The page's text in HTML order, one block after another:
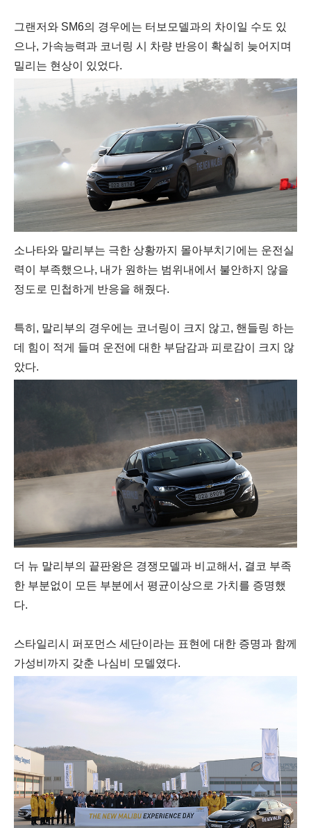
그랜저와 SM6의 경우에는 터보모델과의 차이일 수도 있
으나, 가속능력과 코너링 시 차량 반응이 확실히 늦어지며
밀리는 현상이 있었다.
소나타와 말리부는 극한 상황까지 몰아부치기에는 운전실
력이 부족했으나, 내가 원하는 범위내에서 불안하지 않을
정도로 민첩하게 반응을 해줬다.
특히, 말리부의 경우에는 코너링이 크지 않고, 핸들링 하는
데 힘이 적게 들며 운전에 대한 부담감과 피로감이 크지 않
았다.
더 뉴 말리부의 끝판왕은 경쟁모델과 비교해서, 결코 부족
한 부분없이 모든 부분에서 평균이상으로 가치를 증명했
다.
스타일리시 퍼포먼스 세단이라는 표현에 대한 증명과 함께
가성비까지 갖춘 나심비 모델였다.